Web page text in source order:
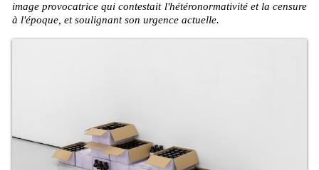
image provocatrice qui contestait l'hétéronormativité et la censure
à l'époque, et soulignant son urgence actuelle.